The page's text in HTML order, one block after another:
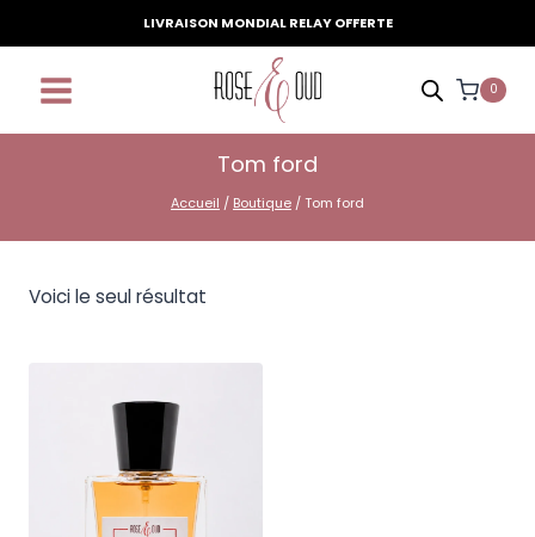
au
contenu
LIVRAISON MONDIAL RELAY OFFERTE
0
Tom ford
Accueil / Boutique / Tom ford
Voici le seul résultat